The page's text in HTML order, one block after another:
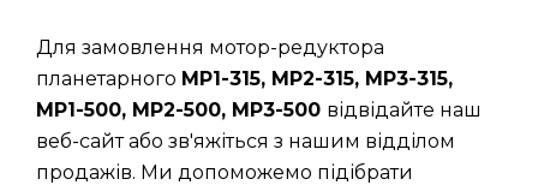
Для замовлення мотор-редуктора
планетарного МР1-315, МР2-315, МР3-315,
МР1-500, МР2-500, МР3-500 відвідайте наш
веб-сайт або зв'яжіться з нашим відділом
продажів. Ми допоможемо підібрати